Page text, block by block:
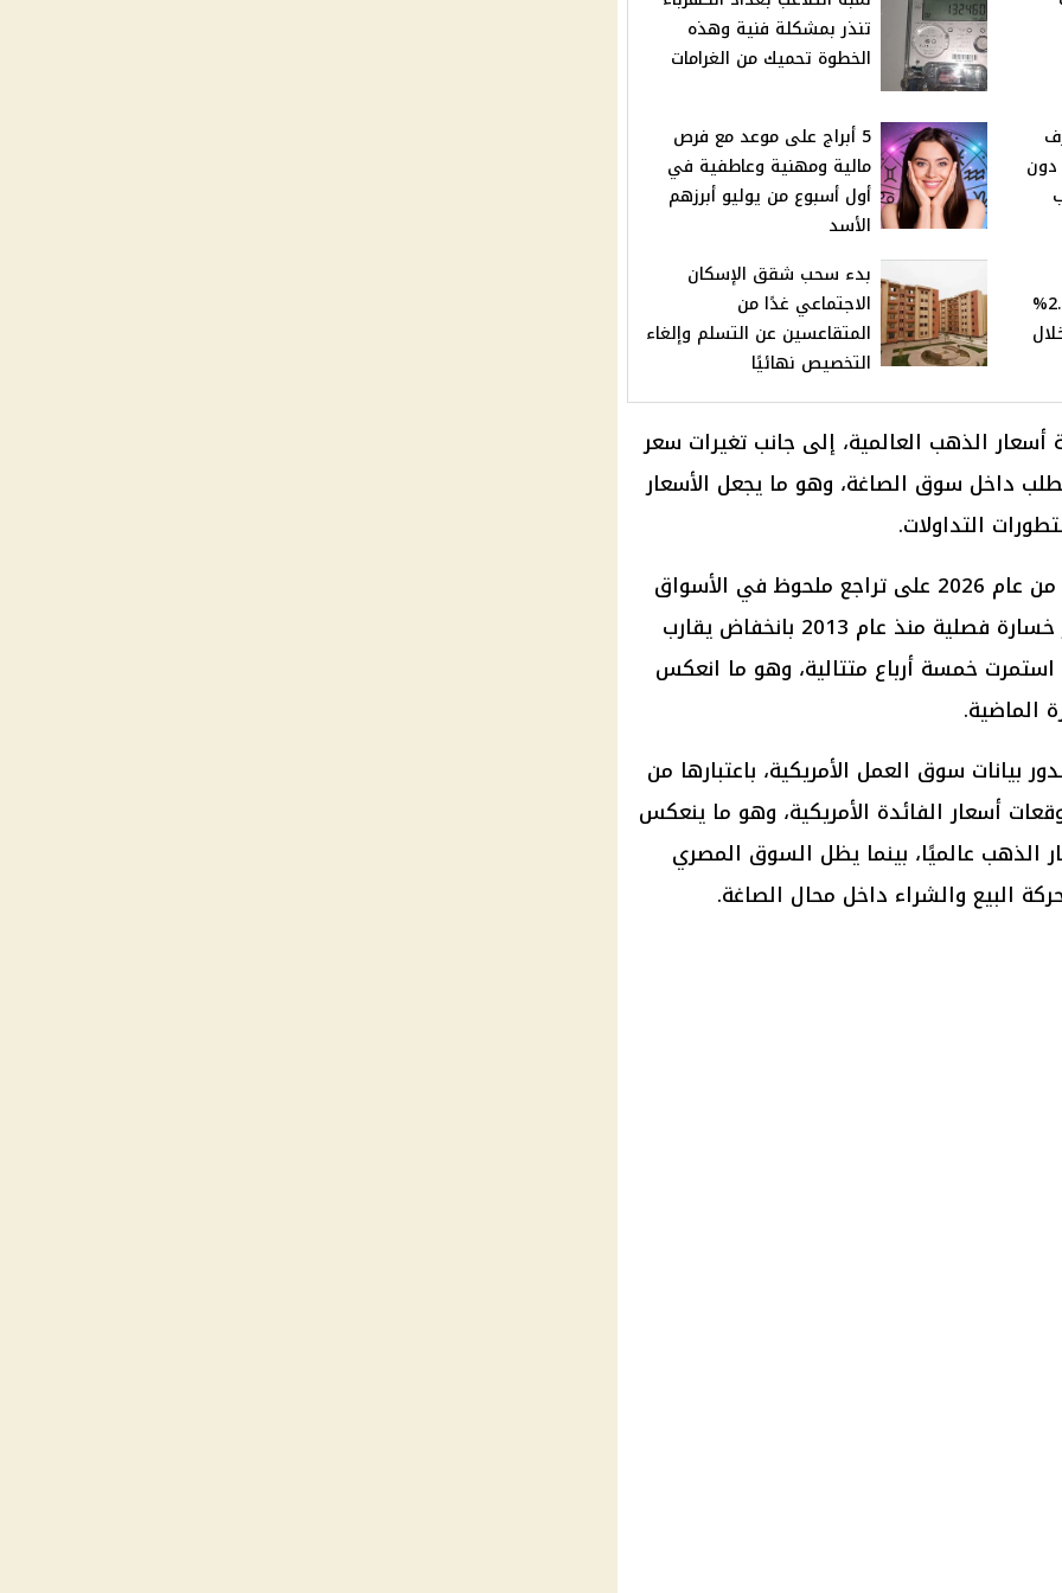
تنذر بمشكلة فنية وهذه
الخطوة تحميك من الغرامات
مع مستحقات يوليو 2026 دون
5 أبراج على موعد مع فرص
مالية ومهنية وعاطفية في
أول أسبوع من يوليو أبرزهم
الأسد
العقارية يحسم نسبة الـ2.5%
بدء سحب شقق الإسكان
الاجتماعي غدًا من
المتقاعسين عن التسلم وإلغاء
التخصيص نهائيًا
الذهب العالمية، إلى جانب تغيرات سعر
داخل سوق الصاغة، وهو ما يجعل الأسعار
التداولات.
وكان الذهب قد أنهى الربع الثاني من عام 2026 على تراجع ملحوظ في الأسواق
العالمية، بعدما سجلت الأوقية أكبر خسارة فصلية منذ عام 2013 بانخفاض يقارب
خمسة أرباع متتالية، وهو ما انعكس
الماضية.
بيانات سوق العمل الأمريكية، باعتبارها من
أسعار الفائدة الأمريكية، وهو ما ينعكس
الذهب عالميًا، بينما يظل السوق المصري
البيع والشراء داخل محال الصاغة.